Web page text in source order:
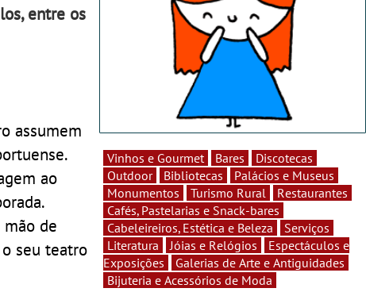
entre os
assumem
ao
de
seu teatro
Vinhos e Gourmet Bares
Discotecas
Outdoor
Bibliotecas
Palácios e Museus
Monumentos
Turismo Rural
Restaurantes
Cafés, Pastelarias e Snack-bares
Cabeleireiros, Estética e Beleza
Serviços
Literatura
Jóias e Relógios
Espectáculos e
Exposições
Galerias de Arte e Antiguidades
Bijuteria e Acessórios de Moda